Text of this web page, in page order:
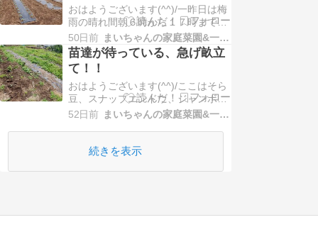
おはようございます(^^)/一昨日は梅
雨の晴れ間朝６時から１７時まで頑
張りましたヨ (^.^)そして、先日畝立
てしたところに、色々定植しました
よ～オクラ、ローゼル、モロヘイ
ヤ、金時草、キュウリ本日は、オク
ラの定植の様子をお届けします！！
オクラ。。。種蒔き後２２日経過
（種蒔き５/…
50日前 まいちゃんの家庭菜園&一人農業
苗達が待っている、急げ畝立
て！！
おはようございます(^^)/ここはそら
豆、スナップエンドウ、ジャンボニ
ンニクを撤収した跡地です。まず、
ッキリしました (^.^)そして、耕
０ｍの畝を４本畝立てを行いまし
52日前 まいちゃんの家庭菜園&一人農業
続きを表示